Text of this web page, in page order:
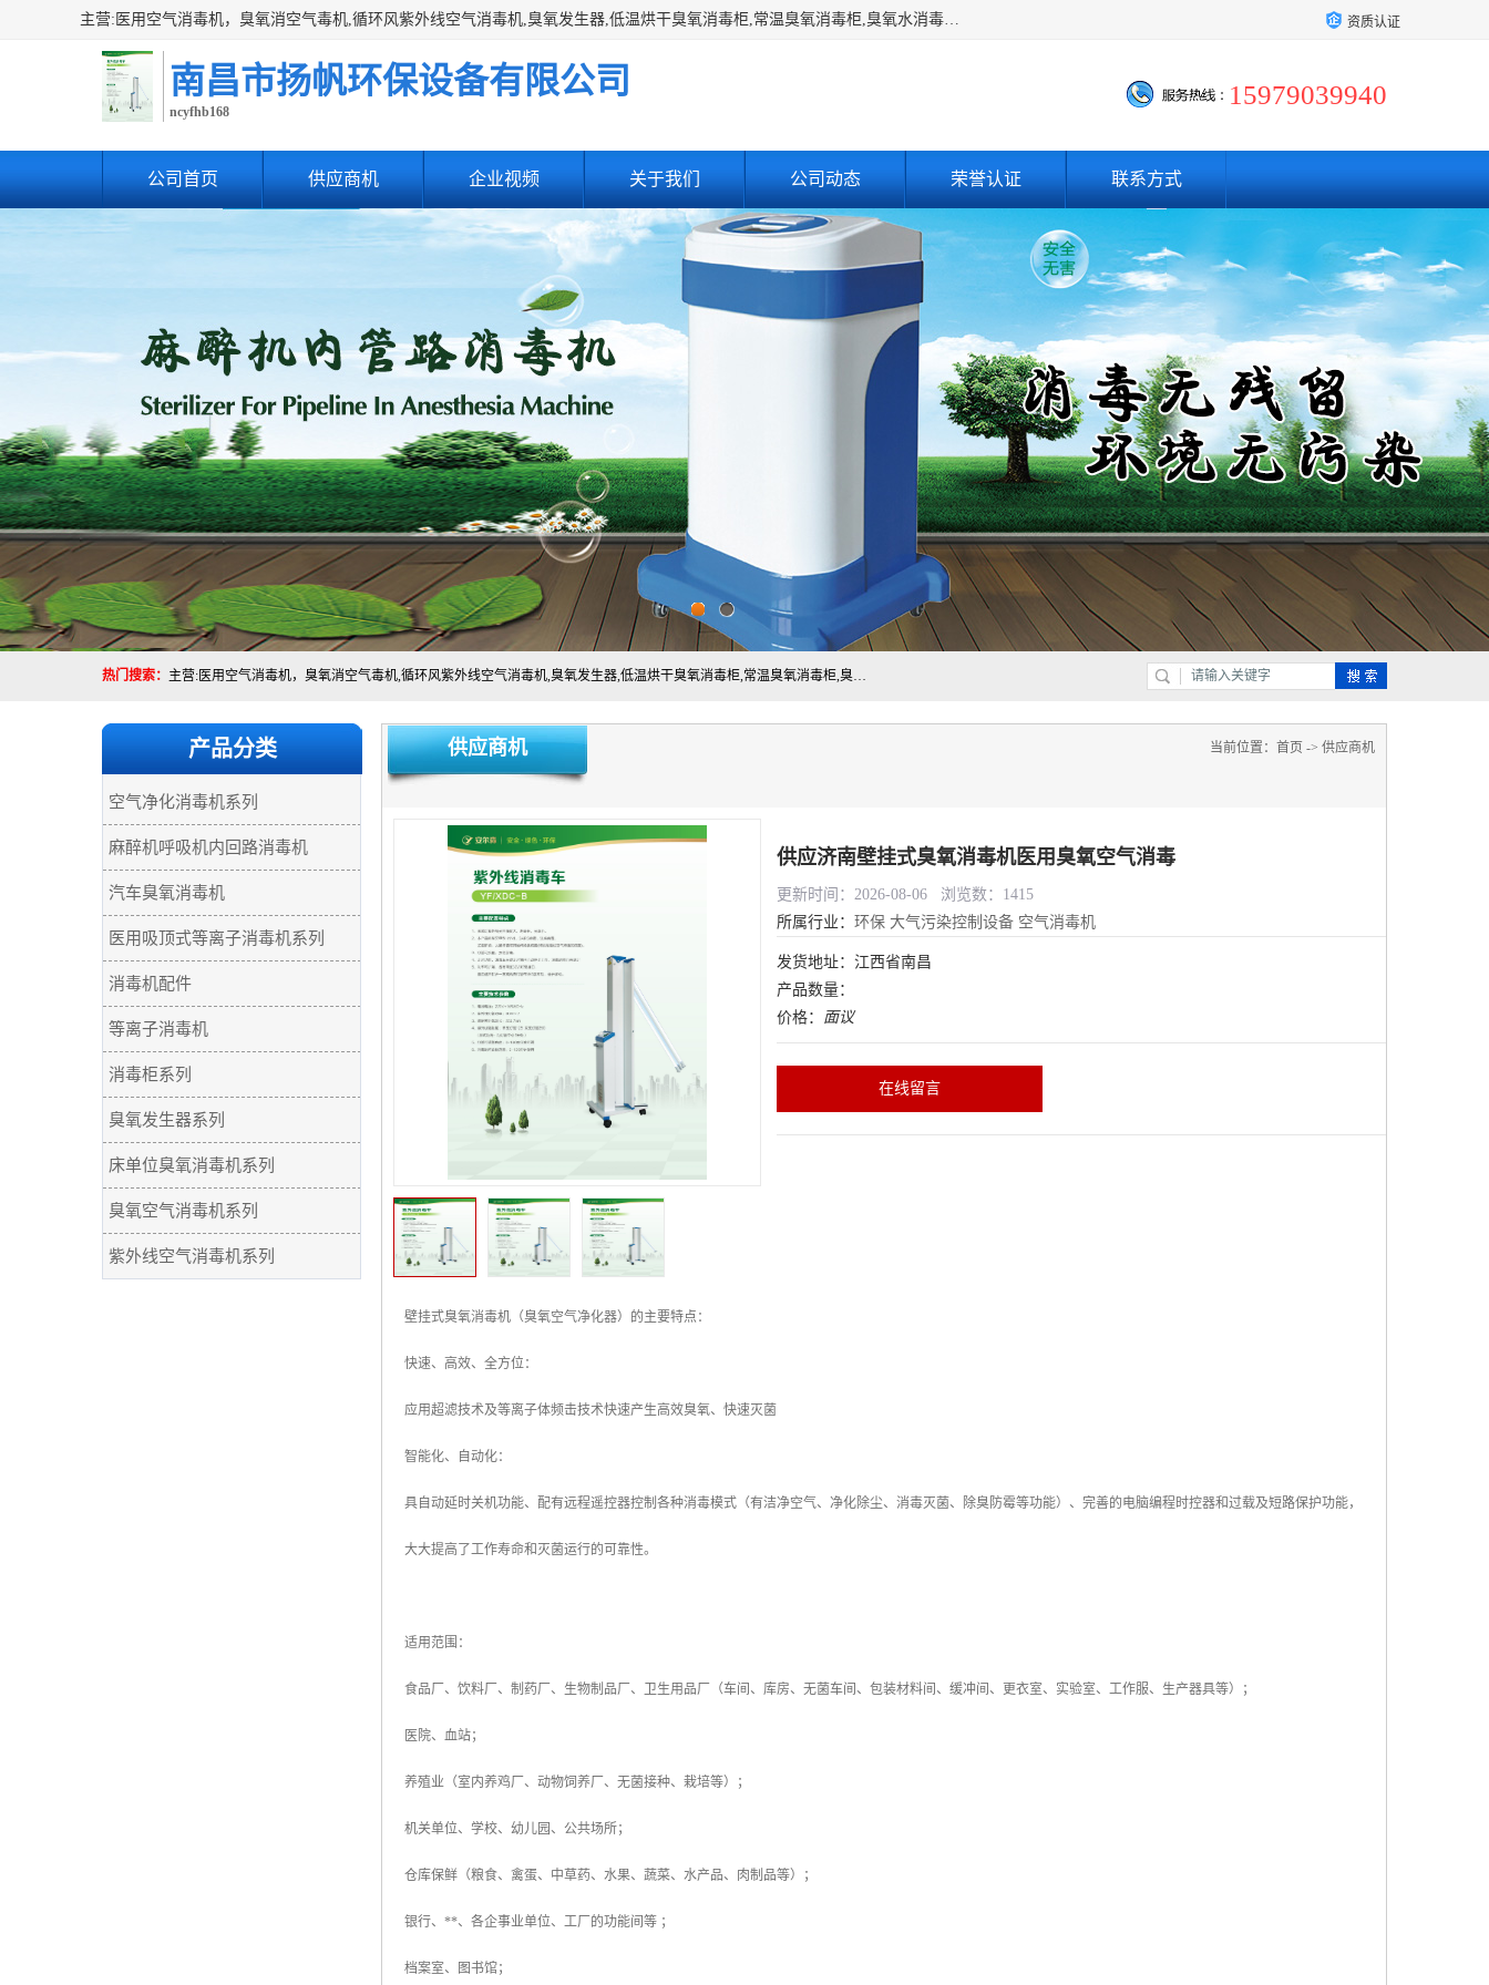
主营:医用空气消毒机，臭氧消空气毒机,循环风紫外线空气消毒机,臭氧发生器,低温烘干臭氧消毒柜,常温臭氧消毒柜,臭氧水消毒机,管道容器臭氧消毒机,内置式臭氧消毒机,外置式臭氧消毒机,床单位臭氧消毒器。医用工作服灭菌柜，医用拖鞋消毒柜,麻醉机内管路消毒机，呼吸机回路消毒机 资质认证
南昌市扬帆环保设备有限公司
ncyfhb168
15979039940
公司首页 供应商机 企业视频 关于我们 公司动态 荣誉认证 联系方式
热门搜索： 主营:医用空气消毒机，臭氧消空气毒机,循环风紫外线空气消毒机,臭氧发生器,低温烘干臭氧消毒柜,常温臭氧消毒柜,臭氧水消毒机,管道容器臭氧消毒机,内置式臭氧消毒机,外置式臭氧消毒机,床单位臭氧消毒器。医用工作服灭菌柜，医用拖鞋消毒柜,麻醉机内管路消毒机，呼吸机回路消毒机
产品分类
空气净化消毒机系列
麻醉机呼吸机内回路消毒机
汽车臭氧消毒机
医用吸顶式等离子消毒机系列
消毒机配件
等离子消毒机
消毒柜系列
臭氧发生器系列
床单位臭氧消毒机系列
臭氧空气消毒机系列
紫外线空气消毒机系列
供应商机 当前位置： 首页 -> 供应商机
供应济南壁挂式臭氧消毒机医用臭氧空气消毒
更新时间：2026-08-06 浏览数：1415
所属行业： 环保 大气污染控制设备 空气消毒机
发货地址：江西省南昌
产品数量：
价格： 面议
在线留言
壁挂式臭氧消毒机（臭氧空气净化器）的主要特点：
快速、高效、全方位：
应用超滤技术及等离子体频击技术快速产生高效臭氧、快速灭菌
智能化、自动化：
具自动延时关机功能、配有远程遥控器控制各种消毒模式（有洁净空气、净化除尘、消毒灭菌、除臭防霉等功能）、完善的电脑编程时控器和过载及短路保护功能，
大大提高了工作寿命和灭菌运行的可靠性。
适用范围：
食品厂、饮料厂、制药厂、生物制品厂、卫生用品厂（车间、库房、无菌车间、包装材料间、缓冲间、更衣室、实验室、工作服、生产器具等）；
医院、血站；
养殖业（室内养鸡厂、动物饲养厂、无菌接种、栽培等）；
机关单位、学校、幼儿园、公共场所；
仓库保鲜（粮食、禽蛋、中草药、水果、蔬菜、水产品、肉制品等）；
银行、**、各企事业单位、工厂的功能间等 ；
档案室、图书馆；